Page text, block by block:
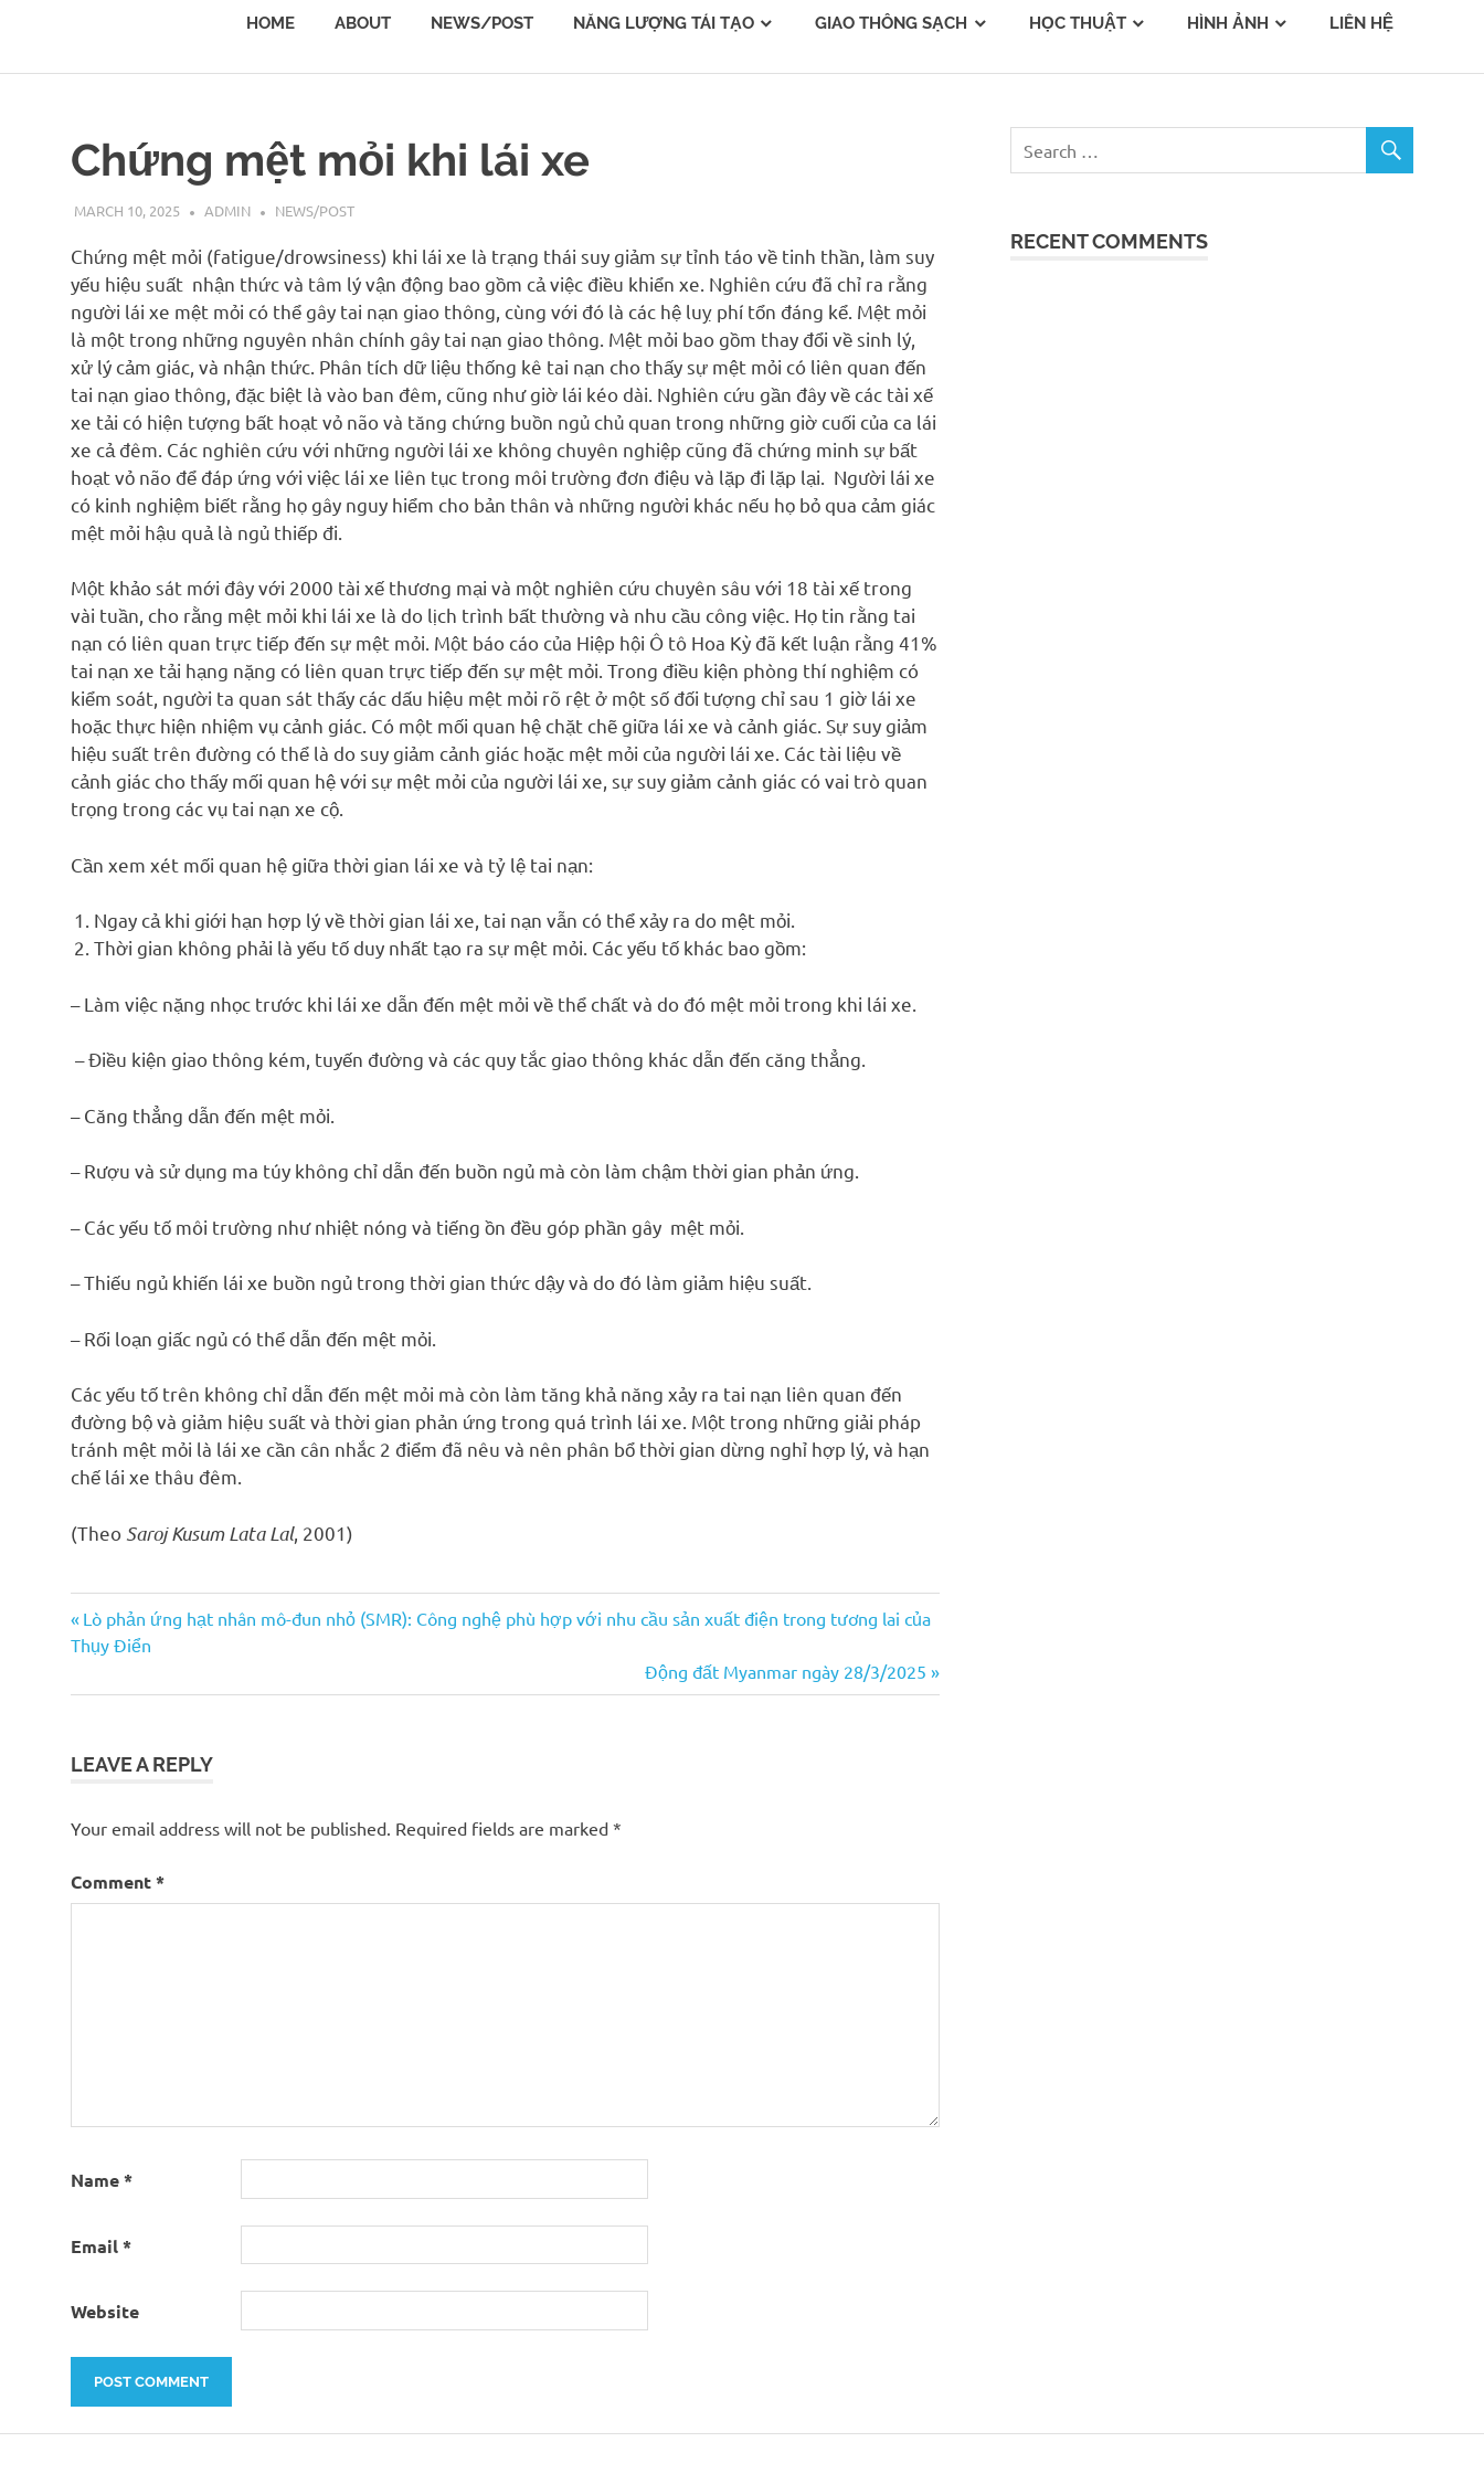
định
(Environmental
Decision
HOME ABOUT NEWS/POST NĂNG LƯỢNG TÁI TẠO GIAO THÔNG SẠCH HỌC THUẬT HÌNH ẢNH LIÊN HỆ
Chứng mệt mỏi khi lái xe
MARCH 10, 2025 ADMIN NEWS/POST
Chứng mệt mỏi (fatigue/drowsiness) khi lái xe là trạng thái suy giảm sự tỉnh táo về tinh thần, làm suy
yếu hiệu suất nhận thức và tâm lý vận động bao gồm cả việc điều khiển xe. Nghiên cứu đã chỉ ra rằng
người lái xe mệt mỏi có thể gây tai nạn giao thông, cùng với đó là các hệ luỵ phí tổn đáng kể. Mệt mỏi
là một trong những nguyên nhân chính gây tai nạn giao thông. Mệt mỏi bao gồm thay đổi về sinh lý,
xử lý cảm giác, và nhận thức. Phân tích dữ liệu thống kê tai nạn cho thấy sự mệt mỏi có liên quan đến
tai nạn giao thông, đặc biệt là vào ban đêm, cũng như giờ lái kéo dài. Nghiên cứu gần đây về các tài xế
xe tải có hiện tượng bất hoạt vỏ não và tăng chứng buồn ngủ chủ quan trong những giờ cuối của ca lái
xe cả đêm. Các nghiên cứu với những người lái xe không chuyên nghiệp cũng đã chứng minh sự bất
hoạt vỏ não để đáp ứng với việc lái xe liên tục trong môi trường đơn điệu và lặp đi lặp lại. Người lái xe
có kinh nghiệm biết rằng họ gây nguy hiểm cho bản thân và những người khác nếu họ bỏ qua cảm giác
mệt mỏi hậu quả là ngủ thiếp đi.
Một khảo sát mới đây với 2000 tài xế thương mại và một nghiên cứu chuyên sâu với 18 tài xế trong
vài tuần, cho rằng mệt mỏi khi lái xe là do lịch trình bất thường và nhu cầu công việc. Họ tin rằng tai
nạn có liên quan trực tiếp đến sự mệt mỏi. Một báo cáo của Hiệp hội Ô tô Hoa Kỳ đã kết luận rằng 41%
tai nạn xe tải hạng nặng có liên quan trực tiếp đến sự mệt mỏi. Trong điều kiện phòng thí nghiệm có
kiểm soát, người ta quan sát thấy các dấu hiệu mệt mỏi rõ rệt ở một số đối tượng chỉ sau 1 giờ lái xe
hoặc thực hiện nhiệm vụ cảnh giác. Có một mối quan hệ chặt chẽ giữa lái xe và cảnh giác. Sự suy giảm
hiệu suất trên đường có thể là do suy giảm cảnh giác hoặc mệt mỏi của người lái xe. Các tài liệu về
cảnh giác cho thấy mối quan hệ với sự mệt mỏi của người lái xe, sự suy giảm cảnh giác có vai trò quan
trọng trong các vụ tai nạn xe cộ.
Cần xem xét mối quan hệ giữa thời gian lái xe và tỷ lệ tai nạn:
Ngay cả khi giới hạn hợp lý về thời gian lái xe, tai nạn vẫn có thể xảy ra do mệt mỏi.
Thời gian không phải là yếu tố duy nhất tạo ra sự mệt mỏi. Các yếu tố khác bao gồm:
– Làm việc nặng nhọc trước khi lái xe dẫn đến mệt mỏi về thể chất và do đó mệt mỏi trong khi lái xe.
– Điều kiện giao thông kém, tuyến đường và các quy tắc giao thông khác dẫn đến căng thẳng.
– Căng thẳng dẫn đến mệt mỏi.
– Rượu và sử dụng ma túy không chỉ dẫn đến buồn ngủ mà còn làm chậm thời gian phản ứng.
– Các yếu tố môi trường như nhiệt nóng và tiếng ồn đều góp phần gây mệt mỏi.
– Thiếu ngủ khiến lái xe buồn ngủ trong thời gian thức dậy và do đó làm giảm hiệu suất.
– Rối loạn giấc ngủ có thể dẫn đến mệt mỏi.
Các yếu tố trên không chỉ dẫn đến mệt mỏi mà còn làm tăng khả năng xảy ra tai nạn liên quan đến
đường bộ và giảm hiệu suất và thời gian phản ứng trong quá trình lái xe. Một trong những giải pháp
tránh mệt mỏi là lái xe cần cân nhắc 2 điểm đã nêu và nên phân bổ thời gian dừng nghỉ hợp lý, và hạn
chế lái xe thâu đêm.
(Theo Saroj Kusum Lata Lal, 2001)
Post
navigation
Previous
Post:
Lò phản ứng hạt nhân mô-đun nhỏ (SMR): Công nghệ phù hợp với nhu cầu sản xuất điện trong tương lai của
Thụy Điển
Next
Post:
Động đất Myanmar ngày 28/3/2025
LEAVE A REPLY
Your email address will not be published. Required fields are marked *
Comment*
Name*
Email*
Website
RECENT COMMENTS